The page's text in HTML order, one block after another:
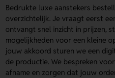
Bedrukte luxe aanstekers
overzichtelijk. Je vraagt eerst
ontvangt snel inzicht in prijzen,
mogelijkheden voor een kleine
jouw akkoord sturen we een
de productie. We bespreken
afname en zorgen dat jouw